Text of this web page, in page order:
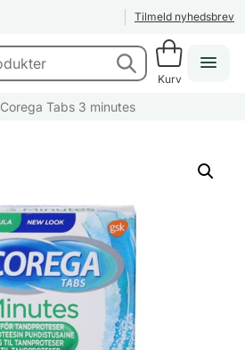
Tilmeld nyhedsbrev
Kurv
Corega Tabs 3 minutes